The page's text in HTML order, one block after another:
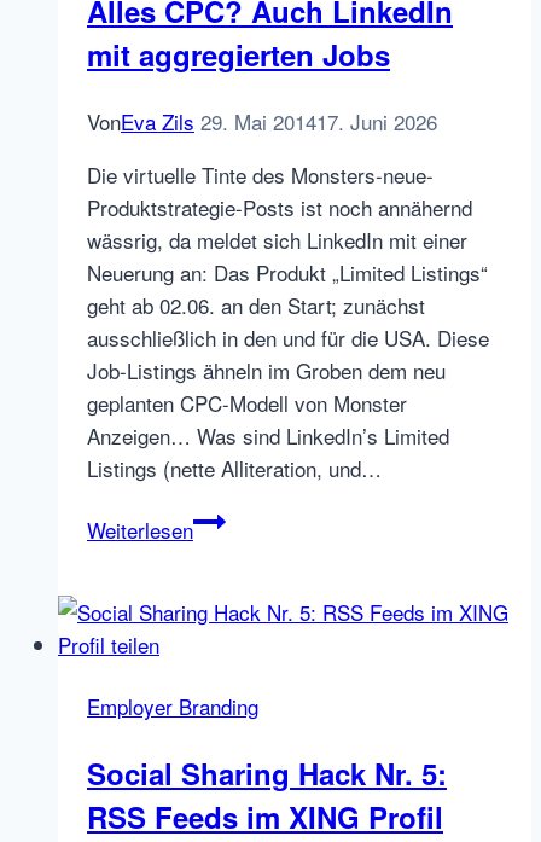
und
Frühfluktuation
Alles CPC? Auch LinkedIn
mit aggregierten Jobs
VonEva Zils 29. Mai 201417. Juni 2026
Die virtuelle Tinte des Monsters-neue-
Produktstrategie-Posts ist noch annähernd
wässrig, da meldet sich LinkedIn mit einer
Neuerung an: Das Produkt „Limited Listings“
geht ab 02.06. an den Start; zunächst
ausschließlich in den und für die USA. Diese
Job-Listings ähneln im Groben dem neu
geplanten CPC-Modell von Monster
Anzeigen… Was sind LinkedIn’s Limited
Listings (nette Alliteration, und…
WeiterlesenAlles
LinkedIn
Jobs
Employer Branding
Social Sharing Hack Nr. 5:
RSS Feeds im XING Profil